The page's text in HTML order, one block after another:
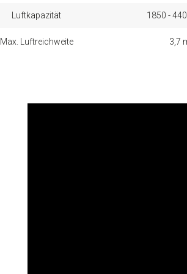
Luftkapazität 1850 -
Max. Luftreichweite 3,7